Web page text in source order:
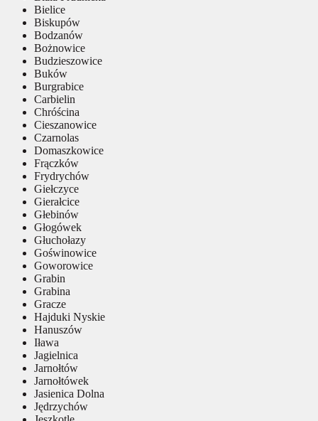
Bielice
Biskupów
Bodzanów
Bożnowice
Budzieszowice
Buków
Burgrabice
Carbielin
Chróścina
Cieszanowice
Czarnolas
Domaszkowice
Frączków
Frydrychów
Giełczyce
Gierałcice
Głebinów
Głogówek
Głuchołazy
Goświnowice
Goworowice
Grabin
Grabina
Gracze
Hajduki Nyskie
Hanuszów
Iława
Jagielnica
Jarnołtów
Jarnołtówek
Jasienica Dolna
Jędrzychów